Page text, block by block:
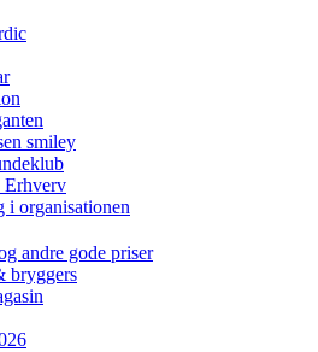
smiley
Erhverv
organisationen
andre gode priser
bryggers